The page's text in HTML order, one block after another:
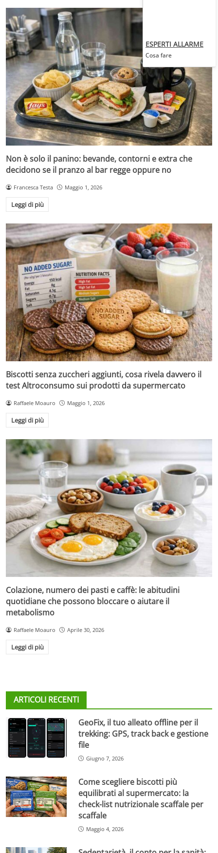
Non è solo il panino: bevande, contorni e extra che
decidono se il pranzo al bar regge oppure no
Francesca Testa Maggio 1, 2026
Leggi di più
Biscotti senza zuccheri aggiunti, cosa rivela davvero il
test Altroconsumo sui prodotti da supermercato
Raffaele Moauro Maggio 1, 2026
Leggi di più
Colazione, numero dei pasti e caffè: le abitudini
quotidiane che possono bloccare o aiutare il
metabolismo
Raffaele Moauro Aprile 30, 2026
Leggi di più
ARTICOLI RECENTI
GeoFix, il tuo alleato offline per il
trekking: GPS, track back e gestione
file
Giugno 7, 2026
Come scegliere biscotti più
equilibrati al supermercato: la
check-list nutrizionale scaffale per
scaffale
Maggio 4, 2026
ESPERTI ALLARME
Cosa fare